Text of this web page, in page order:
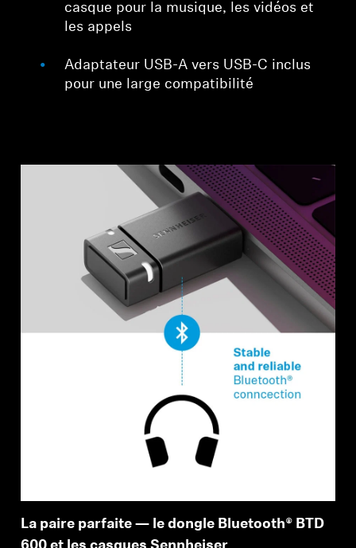
casque pour la musique, les vidéos et
les appels
Adaptateur USB-A vers USB-C inclus
pour une large compatibilité
La paire parfaite — le dongle Bluetooth® BTD